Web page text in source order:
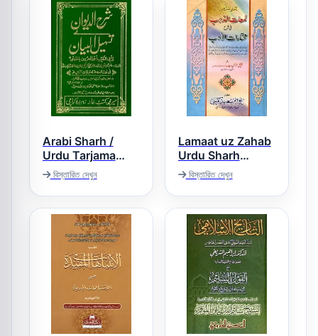
Arabi Sharh /
Urdu Tarjama
Diwan Ul
Mutanabbi عربی
شرح و اردو ترجمہ
دیوان المتنبی
বিস্তারিত দেখুন
Lamaat uz Zahab
Urdu Sharh
Mukhtaraat لمعات
الذھب اردو شرح
مختارات
বিস্তারিত দেখুন